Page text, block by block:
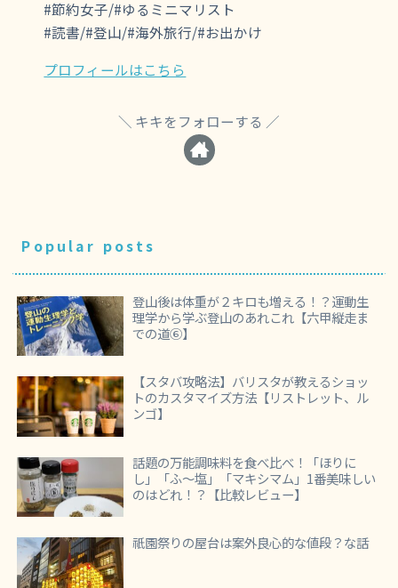
#節約女子/#ゆるミニマリスト
#読書/#登山/#海外旅行/#お出かけ
プロフィールはこちら
キキをフォローする
Popular posts
登山後は体重が２キロも増える！？運動生
理学から学ぶ登山のあれこれ【六甲縦走ま
での道⑥】
【スタバ攻略法】バリスタが教えるショッ
トのカスタマイズ方法【リストレット、ル
ンゴ】
話題の万能調味料を食べ比べ！「ほりに
し」「ふ～塩」「マキシマム」1番美味しい
のはどれ！？【比較レビュー】
祇園祭りの屋台は案外良心的な値段？な話